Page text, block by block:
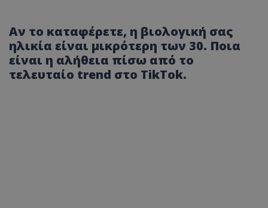
Αν το καταφέρετε, η βιολογική σας
ηλικία είναι μικρότερη των 30. Ποια
είναι η αλήθεια πίσω από το
τελευταίο trend στο TikTok.